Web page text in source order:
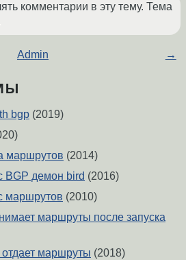
комментарии в эту тему. Тема
Admin →
bgp (2019)
маршрутов (2014)
BGP демон bird (2016)
маршрутов (2010)
маршруты после запуска
отдает маршруты (2018)